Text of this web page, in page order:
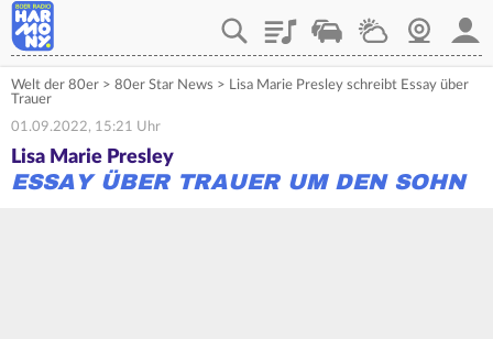
PlaylistVerkehrWetterWebcam
Welt der 80er > 80er Star News > Lisa Marie Presley schreibt Essay über
Trauer
01.09.2022, 15:21 Uhr
Lisa Marie Presley
ESSAY ÜBER TRAUER UM DEN SOHN